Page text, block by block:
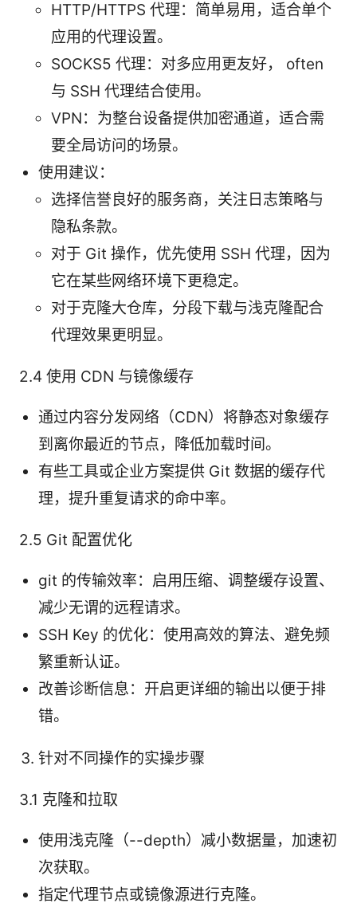
HTTP/HTTPS 代理：简单易用，适合单个
应用的代理设置。
SOCKS5 代理：对多应用更友好， often
与 SSH 代理结合使用。
VPN：为整台设备提供加密通道，适合需
要全局访问的场景。
使用建议：
选择信誉良好的服务商，关注日志策略与
隐私条款。
对于 Git 操作，优先使用 SSH 代理，因为
它在某些网络环境下更稳定。
对于克隆大仓库，分段下载与浅克隆配合
代理效果更明显。
2.4 使用 CDN 与镜像缓存
通过内容分发网络（CDN）将静态对象缓存
到离你最近的节点，降低加载时间。
有些工具或企业方案提供 Git 数据的缓存代
理，提升重复请求的命中率。
2.5 Git 配置优化
git 的传输效率：启用压缩、调整缓存设置、
减少无谓的远程请求。
SSH Key 的优化：使用高效的算法、避免频
繁重新认证。
改善诊断信息：开启更详细的输出以便于排
错。
针对不同操作的实操步骤
3.1 克隆和拉取
使用浅克隆（--depth）减小数据量，加速初
次获取。
指定代理节点或镜像源进行克隆。